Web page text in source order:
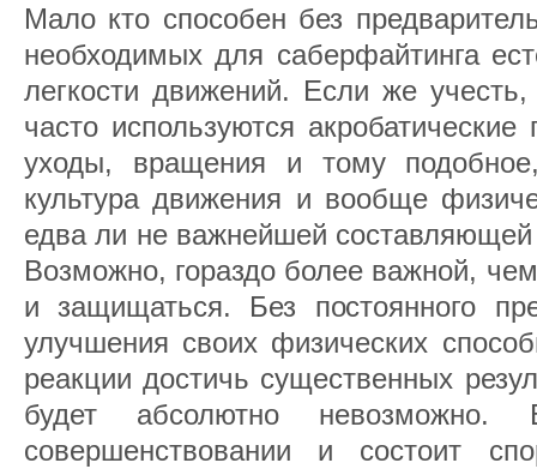
Мало кто способен без
необходимых для саберфайтинга
легкости движений. Если же
часто используются
уходы, вращения и тому
культура движения и вообще
едва ли не важнейшей составляющей
Возможно, гораздо более важной,
и защищаться. Без постоянного
улучшения своих физических
реакции достичь существенных
будет абсолютно невозможно.
совершенствовании и состоит